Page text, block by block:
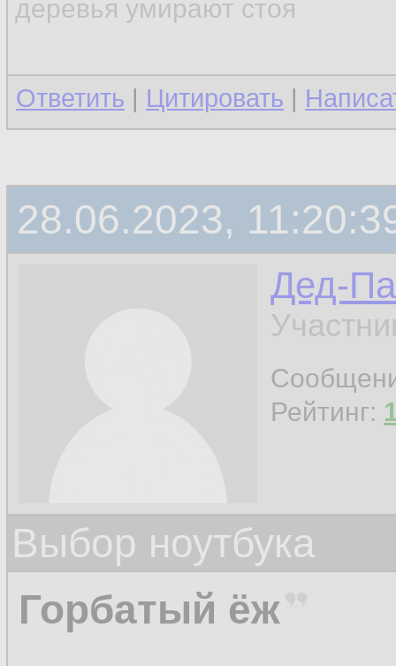
деревья умирают стоя
Ответить | Цитировать |
28.06.2023,
Дед-
Рейтинг:
Выбор ноутбука
Горбатый ёж